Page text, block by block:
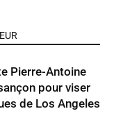
Pierre-Antoine
pour viser
de Los Angeles